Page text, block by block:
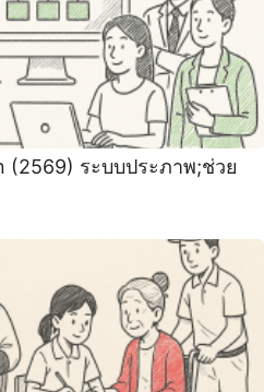
(2569) ระบบประภาพ;ช่วย